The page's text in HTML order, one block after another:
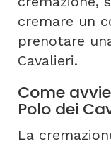
cremare un
prenotare
Cavalieri.
Come
Polo dei
La